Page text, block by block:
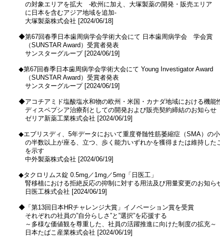
の対象エリアを拡大　‐欧州に加え、大塚製薬の開発・販売エリア
に日本を含むアジア地域を追加‐
大塚製薬株式会社 [2024/06/18]
◆第67回春季日本歯周病学会学術大会にて 日本歯周病学会　学会賞
（SUNSTAR Award）受賞者発表
サンスターグループ [2024/06/19]
◆第67回春季日本歯周病学会学術大会にて Young Investigator Award
（SUNSTAR Award）受賞者発表
サンスターグループ [2024/06/19]
◆アコチアミド塩酸塩水和物の欧州・米国・カナダ地域における機能
ディスペプシア治療剤としての開発および販売契約締結のお知らせ
ゼリア新薬工業株式会社 [2024/06/19]
◆エブリスディ、5年データにおいて重度脊髄性筋萎縮症（SMA）の
の半数以上が座る、立つ、歩く能力いずれかを獲得または維持した
を示す
中外製薬株式会社 [2024/06/19]
◆タクロリムス錠 0.5mg／1mg／5mg「日医工」
腎移植における拒絶反応の抑制に対する用法及び用量変更のお知ら
日医工株式会社 [2024/06/19]
◆「第13回日本HRチャレンジ大賞」イノベーション賞を受賞
それぞれの社員の”自分らしさ”と”選択”を応援する
～多様な価値観を尊重した、社員の活躍推進に向けた制度の拡充～
日本たばこ産業株式会社 [2024/06/19]